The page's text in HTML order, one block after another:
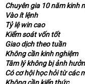
Chuyên gia 10 năm kinh
Vào ít lệnh
Tỷ lệ win cao
Kiểm soát vốn tốt
Giao dịch theo tuần
Không cần kinh nghiệm
Tâm lý không bị ảnh
Có cơ hội học hỏi từ các